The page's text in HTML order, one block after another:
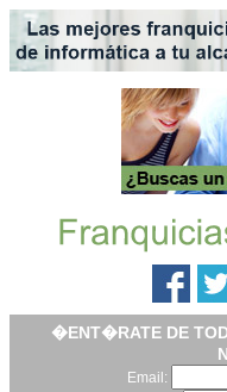
�ENT�RATE DE
Email: